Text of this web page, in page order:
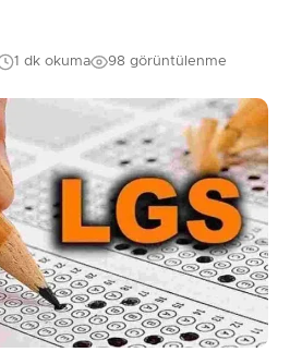
1 dk okuma 98 görüntülenme